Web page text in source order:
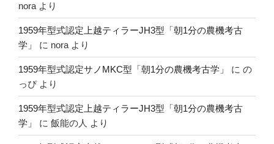
nora より
1959年型式認定上越ティラーJH3型「朝1分の農機考古
学」
に nora より
1959年型式認定サノMKC型「朝1分の農機考古学」 に の
っぴより
1959年型式認定上越ティラーJH3型「朝1分の農機考古
学」
に 飯能の人 より